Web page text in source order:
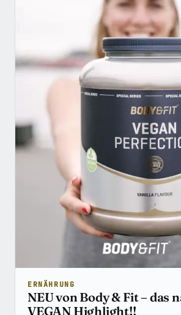
ERNÄHRUNG
NEU von Body & Fit – das
VEGAN Highlight!!